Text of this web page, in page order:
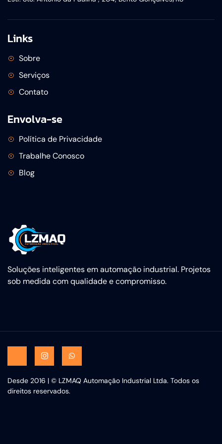
Soluções inteligentes em automação industrial. Projetos
sob medida com qualidade e compromisso.
Links
Sobre
Serviços
Contato
Envolva-se
Política de Privacidade
Trabalhe Conosco
Blog
Desde 2016 | © LZMAQ Automação Industrial Ltda. Todos os
direitos reservados.